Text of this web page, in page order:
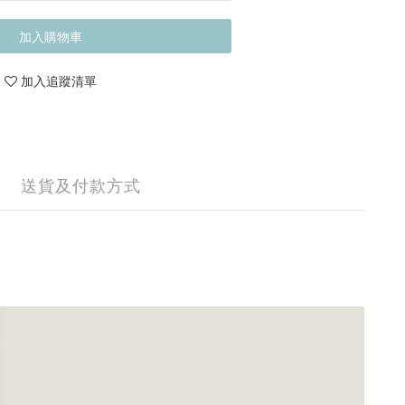
加入購物車
加入追蹤清單
送貨及付款方式